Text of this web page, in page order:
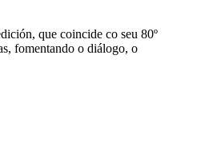
que coincide co seu 80º
fomentando o diálogo, o